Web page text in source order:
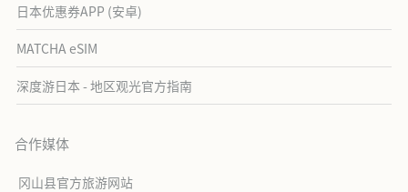
日本优惠券APP (安卓)
MATCHA eSIM
深度游日本 - 地区观光官方指南
合作媒体
冈山县官方旅游网站